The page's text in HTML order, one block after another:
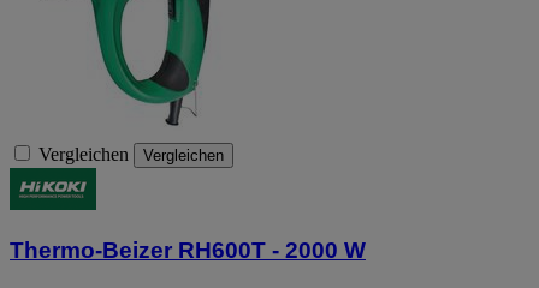
Vergleichen Vergleichen
Thermo-Beizer RH600T - 2000 W